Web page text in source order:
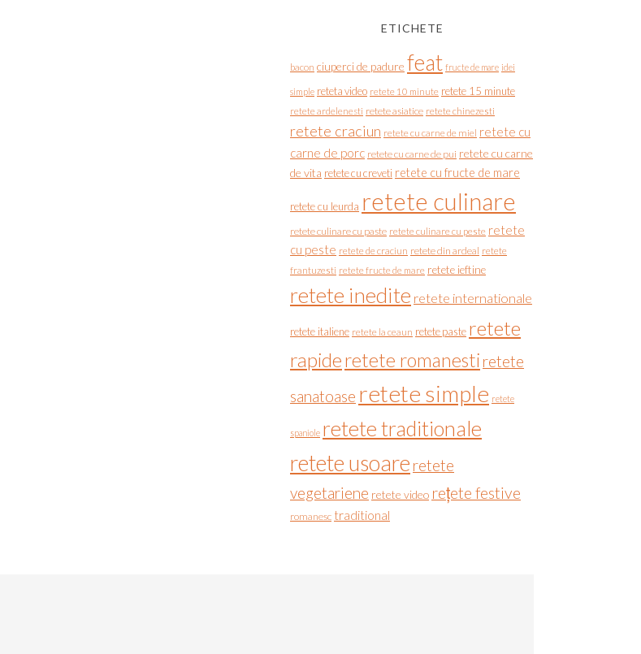
ETICHETE
bacon ciuperci de padure feat fructe de mare idei
simple reteta video retete 10 minute retete 15 minute
retete ardelenesti retete asiatice retete chinezesti
retete craciun retete cu carne de miel retete cu
carne de porc retete cu carne de pui retete cu carne
de vita retete cu creveti retete cu fructe de mare
retete cu leurda retete culinare
retete culinare cu paste retete culinare cu peste retete
cu peste retete de craciun retete din ardeal retete
frantuzesti retete fructe de mare retete ieftine
retete inedite retete internationale
retete italiene retete la ceaun retete paste retete
rapideretete romanesti retete
sanatoase retete simple retete
spaniole retete traditionale
retete usoare retete
vegetariene retete video rețete festive
romanesc traditional